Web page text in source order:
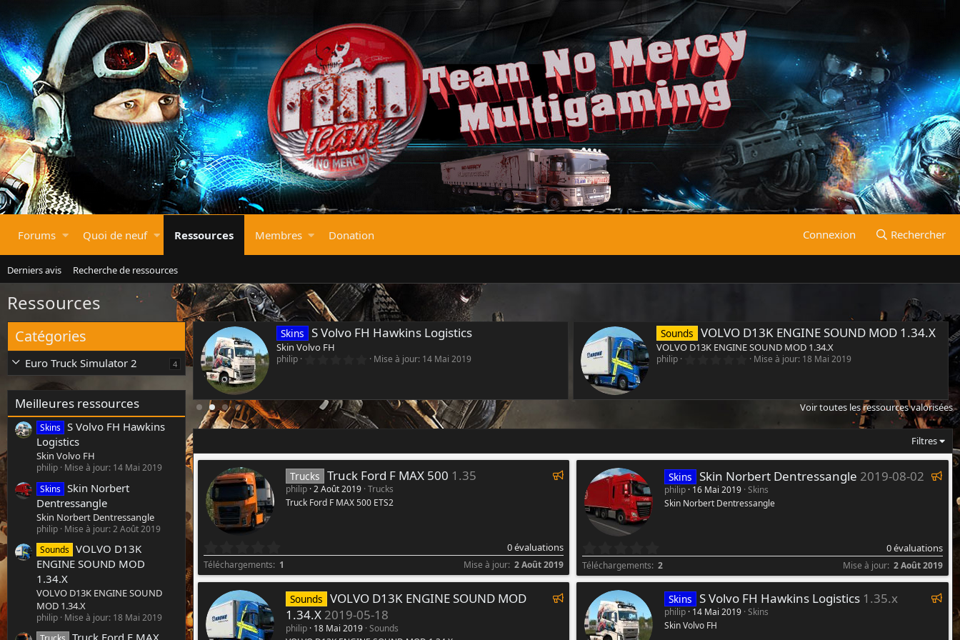
Forums Quoi de neuf Ressources Membres Donation Connexion Rechercher
Derniers avis Recherche de ressources
Ressources
Catégories
Euro Truck Simulator 2 4
Meilleures ressources
Skins S Volvo FH Hawkins
Logistics
Skin Volvo FH
philip Mise à jour: 14 Mai 2019
Skins Skin Norbert
Dentressangle
Skin Norbert Dentressangle
philip Mise à jour:2 Août 2019
Sounds VOLVO D13K
ENGINE SOUND MOD
1.34.X
VOLVO D13K ENGINE SOUND
MOD 1.34.X
philip Mise à jour: 18 Mai 2019
MAX 500
à jour:2 Août 2019
Skins S Volvo FH Hawkins Logistics
Skin Volvo FH
philip 0
é
o
i
(
s
)
Mise à jour: 14 Mai 2019
Sounds VOLVO D13K ENGINE SOUND MOD 1.34.X
VOLVO D13K ENGINE SOUND MOD 1.34.X
philip 0
é
(
)
Mise à jour: 18 Mai 2019
Voir toutes les ressources valorisées
Filtres
V
i
s
e
r
Trucks Truck Ford F MAX 500 1.35
philip 2 Août 2019 Trucks
Truck Ford F MAX 500 ETS2
.
0
0
é
o
0 évaluations
Téléchargements 1 Mise à jour 2 Août 2019
V
i
s
e
r
Skins Skin Norbert Dentressangle 2019-08-02
philip 16 Mai 2019 Skins
Skin Norbert Dentressangle
.
0
0
o
0 évaluations
Téléchargements 2 Mise à jour 2 Août 2019
V
Sounds VOLVO D13K ENGINE SOUND MOD
1.34.X 2019-05-18
philip 18 Mai 2019 Sounds
V
Skins S Volvo FH Hawkins Logistics 1.35.x
philip 14 Mai 2019 Skins
Skin Volvo FH